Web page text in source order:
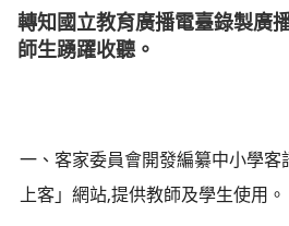
轉知國立教育廣播電臺錄製廣
師生踴躍收聽。
一、客家委員會開發編纂中小學客
上客」網站,提供教師及學生使用。